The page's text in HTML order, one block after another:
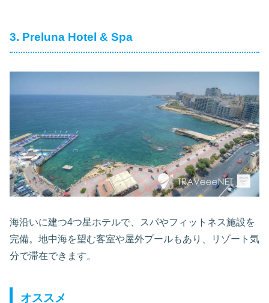
3. Preluna Hotel & Spa
海沿いに建つ4つ星ホテルで、スパやフィットネス施設を
完備。地中海を望む客室や屋外プールもあり、リゾート気
分で滞在できます。
オススメ